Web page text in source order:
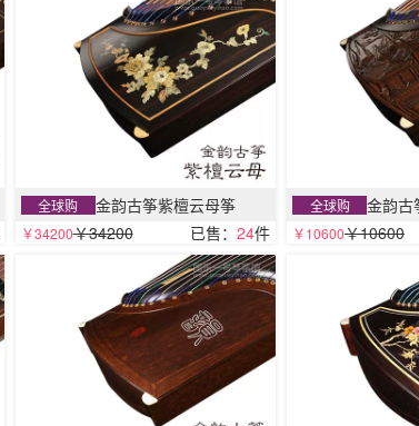
全球购 金韵古筝紫檀云母筝
￥34200￥34200 已售： 24件
全球购 金韵古
￥10600￥10600